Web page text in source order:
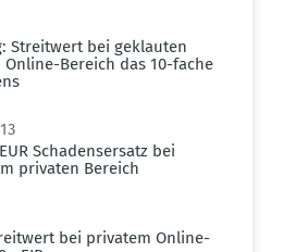
Streitwert bei geklauten
Bereich das 10-fache
Schadens­ersatz bei
privaten Bereich
bei privatem Online-